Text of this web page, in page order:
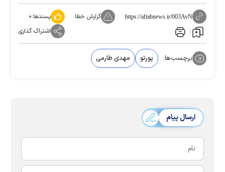
https://aftabnews.ir/003AvN گزارش خطا پسندها:۰
اشتراک گذاری
برچسب‌ها: پورتو مهدی طارمی
ارسال پیام